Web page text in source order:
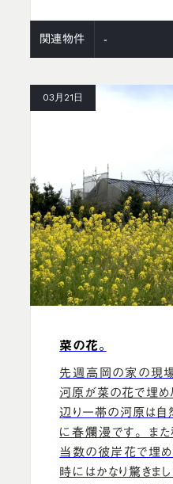
関連物件 -
03月21日
菜の花。
先週高岡の家の現場
河原が菜の花で埋め
辺り一帯の河原は自
に春爛漫です。 ま
当数の彼岸花で埋め
時にはかなり驚きま